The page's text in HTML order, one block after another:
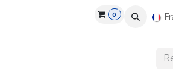
Recrutement Ressources
0